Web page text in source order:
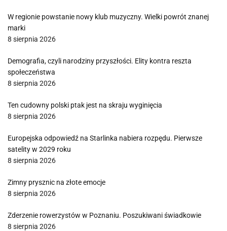
W regionie powstanie nowy klub muzyczny. Wielki powrót znanej
marki
8 sierpnia 2026
Demografia, czyli narodziny przyszłości. Elity kontra reszta
społeczeństwa
8 sierpnia 2026
Ten cudowny polski ptak jest na skraju wyginięcia
8 sierpnia 2026
Europejska odpowiedź na Starlinka nabiera rozpędu. Pierwsze
satelity w 2029 roku
8 sierpnia 2026
Zimny prysznic na złote emocje
8 sierpnia 2026
Zderzenie rowerzystów w Poznaniu. Poszukiwani świadkowie
8 sierpnia 2026